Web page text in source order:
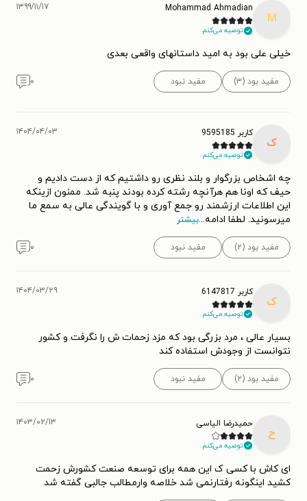
M
Mohammad Ahmadian
توصیه می‌کنم.
۱۳۹۹/۱۱/۱۷
خیلی علی بود به امید داستانهای واقعی بعدی
مفید بود (۳) مفید نبود ۰
ک
کاربر 9595185
توصیه می‌کنم.
۱۴۰۴/۰۴/۰۳
چه اشخاص بزرگوار و بلند نظری رو داشتیم که از دست دادیم و
حیف که اونا هم هرآنچه رشته کرده بودند پنبه شد. ممنون ازینکه
این اطلاعات ارزشمند رو جمع آوری و با گویندگی عالی به سمع ما
میرسونید. لطفا ادامه...بیشتر
مفید بود (۲) مفید نبود ۰
ک
کاربر 6147817
توصیه می‌کنم.
۱۴۰۴/۰۳/۲۹
بسیار عالی ، مرد بزرگی بود که مزد زحمات ش را نگرفت و کشور
نتوانست از وجودش استفاده کند
مفید بود (۲) مفید نبود ۰
ح
حمیدرضا الیاسی
توصیه می‌کنم.
۱۴۰۳/۰۲/۱۳
ای کاش با کسی ک این همه برای توسعه صنعت کشورش زحمت
کشید اینگونه رفتارنمی شد خلاصه وارمطالب جالبی گفته شد